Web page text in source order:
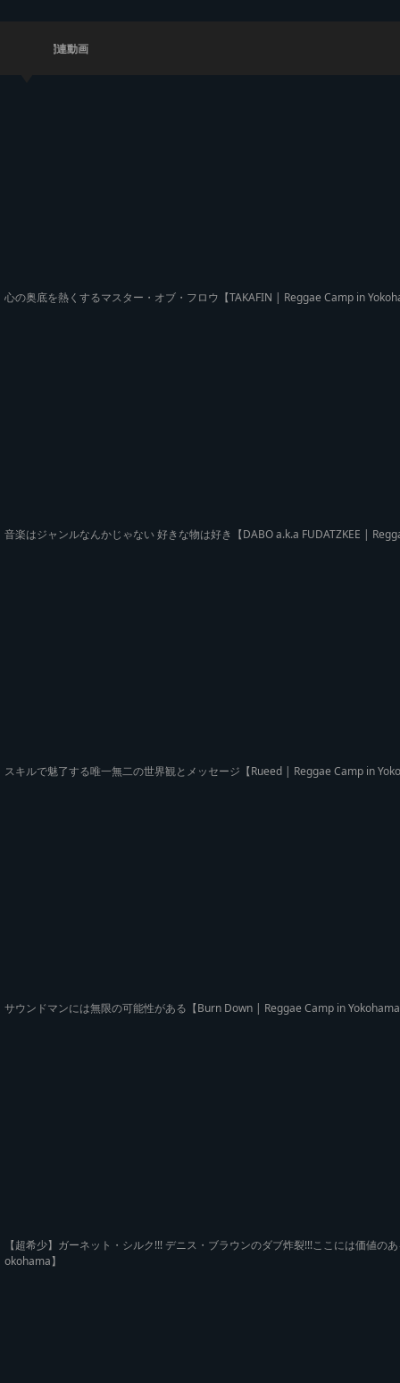
関連動画
心の奥底を熱くするマスター・オブ・フロウ【TAKAFIN | Reggae Camp in
音楽はジャンルなんかじゃない 好きな物は好き【DABO a.k.a FUDATZKEE |
スキルで魅了する唯一無二の世界観とメッセージ【Rueed | Reggae Camp in
サウンドマンには無限の可能性がある【Burn Down | Reggae Camp in
【超希少】ガーネット・シルク!!! デニス・ブラウンのダブ炸裂!!!ここには価値
okohama】